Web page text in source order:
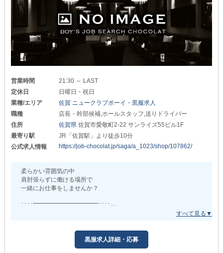
万が一の怪我や事故に備えられる環境です。
安心感に包まれながらお仕事できます◎
＼まずは体験入社へ／
バイトデビューさんも
異業種からの転職者さんも大歓迎です！
業務内容は丁寧にお教えするので
不安に思わずお気軽にご応募＆ご連絡くださいませ♪
たくさんのお問い合わせを心からお待ちしております。
￣￣￣￣￣￣￣￣￣￣￣￣￣￣￣￣￣￣￣￣￣￣
女性スタッフも多数在籍！
スタッフ経験者さんの転職も大歓迎です。
佐賀TOPクラスの高待遇でお迎え！
未経験者さんのご応募もお待ちしています。
「もっと稼げる仕事を探している」
「ナイトワークに興味がある」
グループ店ならではの
充実したサポート体制があるので
初心者さんも少しずつ慣れていけます。
：：：：：：：：：：：：：：：：：：：：：：：：：：：
◆◇高待遇が目白押し◇◆
￣￣￣￣￣￣￣￣￣￣￣￣
《店長・幹部候補》《ホールスタッフ》
正社員の方は『社会保険』がつくため
万が一のケガや病気に備えられます。
『寮』のご用意も可能です。
サクッとお小遣いをGETできます。
「もうちょっと収入を増やしたい」
「効率良く稼げるバイトはないかな」
営業時間
21:30 ～ LAST
定休日
日曜日・祝日
業種/エリア
佐賀 ニュークラブボーイ・黒服求人
職種
店長・幹部候補,ホールスタッフ,送りドライバー
住所
佐賀県佐賀市愛敬町2-22 サンライズ55ビル1F
最寄り駅
JR「佐賀駅」より徒歩10分
公式求人情報
https://job-chocolat.jp/saga/a_1023/shop/107862/
柔らかい雰囲気の中
肩肘張らずに働ける場所で
一緒にお仕事をしませんか？
････━━━━━━━━━━━････
････━━━━━━━━━━━････黒服求人詳細・応募